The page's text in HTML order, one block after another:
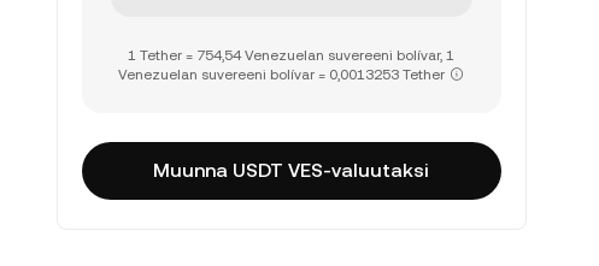
1 Tether = 754,54 Venezuelan suvereeni bolívar, 1
Venezuelan suvereeni bolívar = 0,0013253 Tether
Muunna USDT VES-valuutaksi